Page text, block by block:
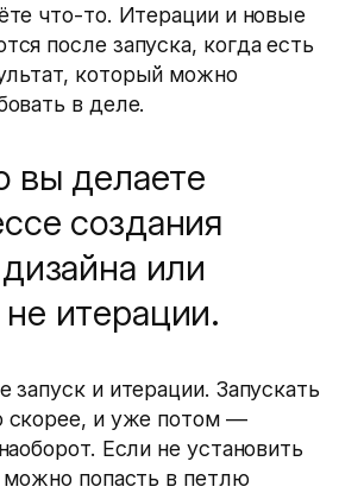
что-то. Итерации и новые
после запуска, когда есть
который можно
в деле.
вы делаете
создания
или
итерации.
запуск и итерации. Запускать
скорее, и уже потом —
Если не установить
можно попасть в петлю